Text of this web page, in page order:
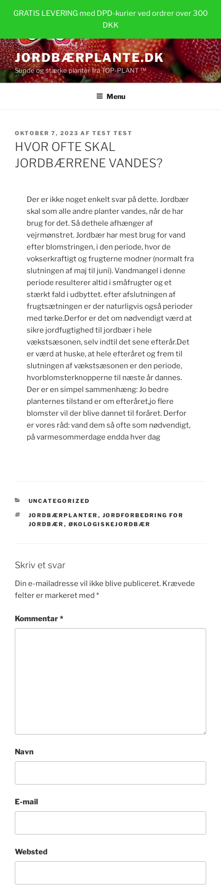
GRATIS LEVERING med DPD-kurier ved ordrer over 300
DKK
JORDBÆRPLANTE.DK
Sunde og stærke planter fra TOP-PLANT ™
Menu
UDGIVET
DEN
OKTOBER 7, 2023 AF TEST TEST
HVOR OFTE SKAL
JORDBÆRRENE VANDES?
Der er ikke noget enkelt svar på dette. Jordbær
skal som alle andre planter vandes, når de har
brug for det. Så dethele afhænger af
vejrmønstret. Jordbær har mest brug for vand
efter blomstringen, i den periode, hvor de
vokserkraftigt og frugterne modner (normalt fra
slutningen af maj til juni). Vandmangel i denne
periode resulterer altid i småfrugter og et
stærkt fald i udbyttet. efter afslutningen af
frugtsætningen er der naturligvis også perioder
med tørke.Derfor er det om nødvendigt værd at
sikre jordfugtighed til jordbær i hele
vækstsæsonen, selv indtil det sene efterår.Det
er værd at huske, at hele efteråret og frem til
slutningen af vækstsæsonen er den periode,
hvorblomsterknopperne til næste år dannes.
Der er en simpel sammenhæng: Jo bedre
planternes tilstand er om efteråret,jo flere
blomster vil der blive dannet til foråret. Derfor
er vores råd: vand dem så ofte som nødvendigt,
på varmesommerdage endda hver dag
KATEGORIER
UNCATEGORIZED
TAGS
JORDBÆRPLANTER , JORDFORBEDRING FOR
JORDBÆR , ØKOLOGISKEJORDBÆR
Skriv et svar
Din e-mailadresse vil ikke blive publiceret. Krævede
felter er markeret med *
Kommentar*
Navn
E-mail
Websted